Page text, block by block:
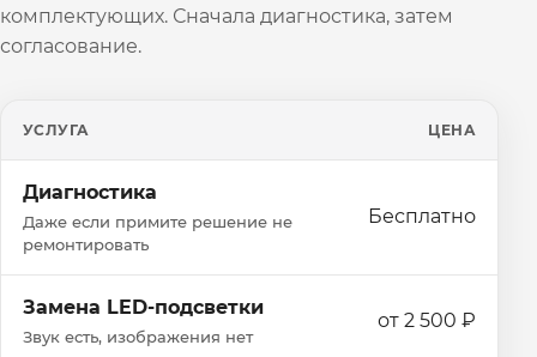
комплектующих. Сначала диагностика, затем
согласование.
УСЛУГА ЦЕНА
Диагностика
Даже если примите решение не
ремонтировать
Бесплатно
Замена LED-подсветки
Звук есть, изображения нет
от 2 500 ₽